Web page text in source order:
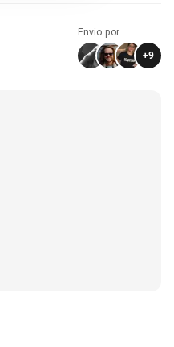
Envio por
+9